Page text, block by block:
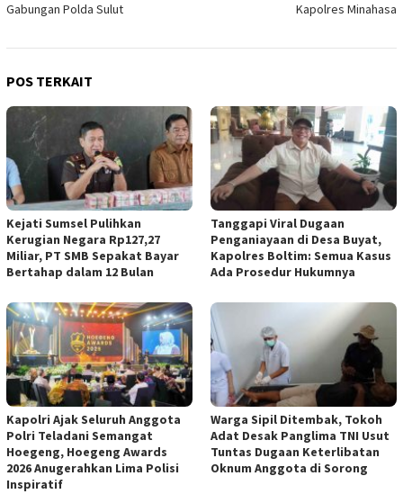
Gabungan Polda Sulut
Kapolres Minahasa
POS TERKAIT
Kejati Sumsel Pulihkan
Kerugian Negara Rp127,27
Miliar, PT SMB Sepakat Bayar
Bertahap dalam 12 Bulan
Tanggapi Viral Dugaan
Penganiayaan di Desa Buyat,
Kapolres Boltim: Semua Kasus
Ada Prosedur Hukumnya
Kapolri Ajak Seluruh Anggota
Polri Teladani Semangat
Hoegeng, Hoegeng Awards
2026 Anugerahkan Lima Polisi
Inspiratif
Warga Sipil Ditembak, Tokoh
Adat Desak Panglima TNI Usut
Tuntas Dugaan Keterlibatan
Oknum Anggota di Sorong